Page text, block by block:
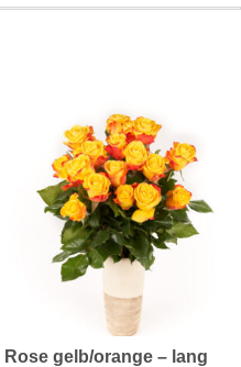
Rose gelb/orange – lang